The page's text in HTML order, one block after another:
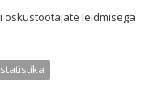
oskustöötajate leidmisega
statistika